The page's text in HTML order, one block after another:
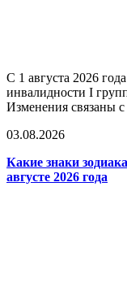
С 1 августа 2026
инвалидности I
Изменения связаны
03.08.2026
Какие знаки
августе 2026 года